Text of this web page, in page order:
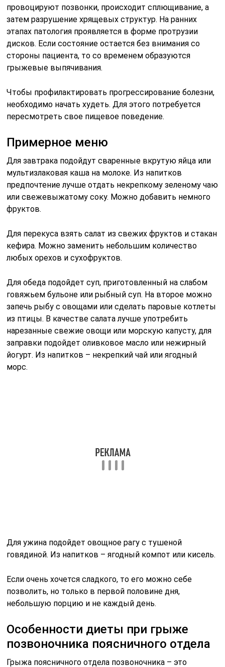
из птицы. В качестве салата лучше употребить
нарезанные свежие овощи или морскую капусту, для
заправки подойдет оливковое масло или нежирный
йогурт. Из напитков – некрепкий чай или ягодный
морс.
Для ужина подойдет овощное рагу с тушеной
говядиной. Из напитков – ягодный компот или кисель.
позволить, но только в первой половине дня,
небольшую порцию и не каждый день.
Особенности диеты при грыже
позвоночника поясничного отдела
Грыжа поясничного отдела позвоночника – это
патология, при которой происходит выпячивание ядра
межпозвонкового диска за пределы позвонков.
терапии, поскольку во время болезни пациенту
необходимо питание с преобладанием минералов и
витаминов, полезных для костей и суставов.
Кроме того, рацион должен быть скорректирован на
основе правил, которые направлены на улучшение